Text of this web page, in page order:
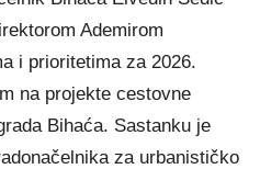
Ademirom
i prioritetima za 2026.
na projekte cestovne
Bihaća. Sastanku je
za urbanističko